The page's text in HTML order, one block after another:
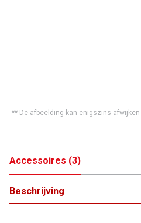
** De afbeelding kan enigszins
Accessoires (3)
Beschrijving